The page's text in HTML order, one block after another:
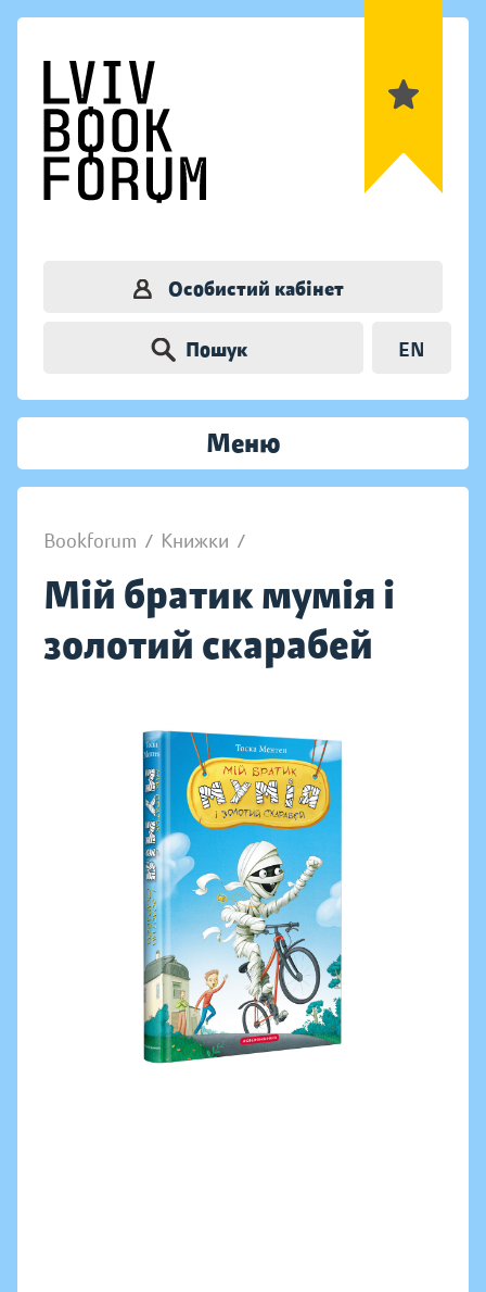
Особистий кабінет
Пошук EN
Меню
Bookforum / Книжки /
Мій братик мумія і
золотий скарабей